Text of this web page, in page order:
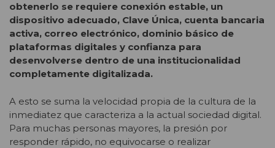
obtenerlo se requiere conexión estable, un
dispositivo adecuado, Clave Única, cuenta bancaria
activa, correo electrónico, dominio básico de
plataformas digitales y confianza para
desenvolverse dentro de una institucionalidad
completamente digitalizada.
A esto se suma la velocidad propia de la cultura de la
inmediatez que caracteriza a la actual sociedad digital.
Para muchas personas mayores, la presión por
responder rápido, no equivocarse o realizar